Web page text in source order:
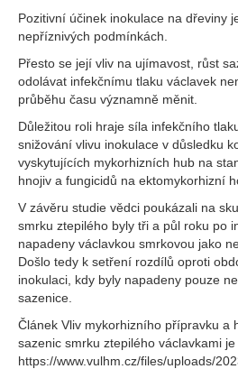
Pozitivní účinek inokulace na dřeviny
nepříznivých podmínkách.
Přesto se její vliv na ujímavost, růst
odolávat infekčnímu tlaku václavek
průběhu času významně měnit.
Důležitou roli hraje síla infekčního
snižování vlivu inokulace v důsledku
vyskytujících mykorhizních hub na
hnojiv a fungicidů na ektomykorhizní
V závěru studie vědci poukázali na
smrku ztepilého byly tři a půl roku po
napadeny václavkou smrkovou jako
Došlo tedy k setření rozdílů oproti
inokulaci, kdy byly napadeny pouze
sazenice.
Článek Vliv mykorhizního přípravku a
sazenic smrku ztepilého václavkami
https://www.vulhm.cz/files/uploads/